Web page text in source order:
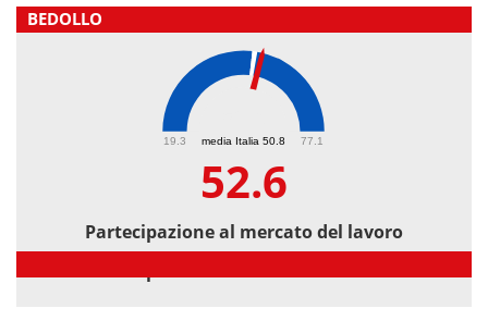
BEDOLLO
media Italia 50.8
19.3 77.1
52.6
Partecipazione al mercato del lavoro